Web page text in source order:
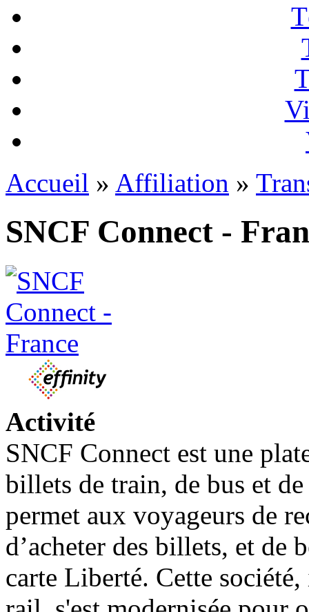
Accueil » Affiliation »
SNCF Connect -
Activité
SNCF Connect est une
billets de train, de bus et
permet aux voyageurs de
d’acheter des billets, et de
carte Liberté. Cette